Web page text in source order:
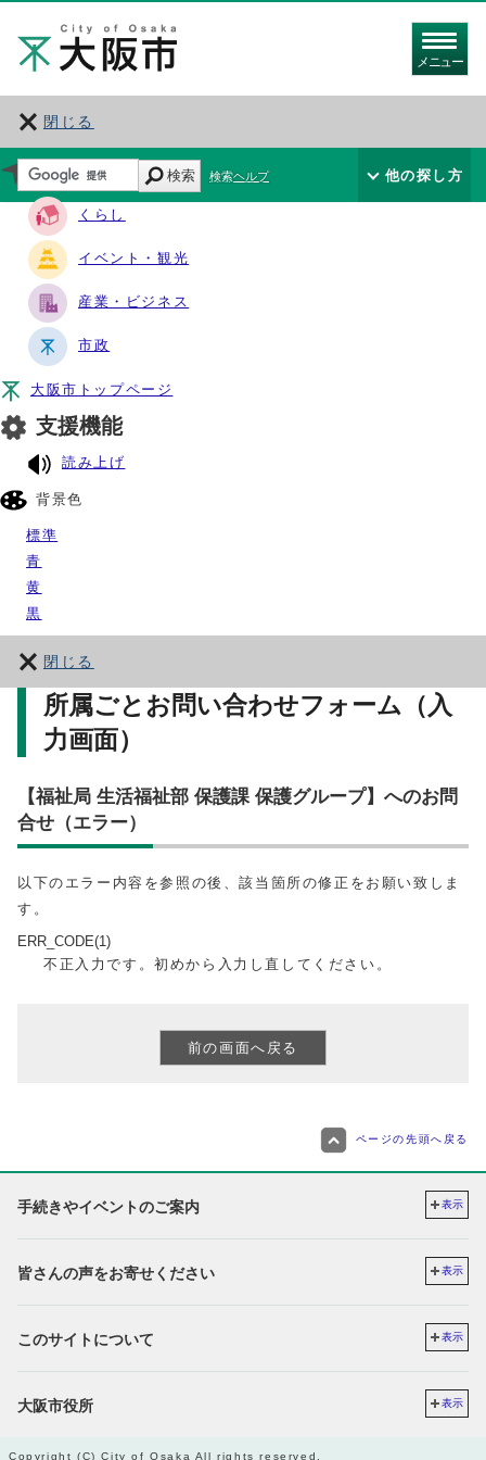
メニュー
閉じる
サイト・ナビ
くらし
イベント・観光
産業・ビジネス
市政
大阪市トップページ
支援機能
読み上げ
背景色
標準
青
黄
黒
閉じる
検索 検索ヘルプ 他の探し方
所属ごとお問い合わせフォーム（入
力画面）
【福祉局 生活福祉部 保護課 保護グループ】へのお問
合せ（エラー）
以下のエラー内容を参照の後、該当箇所の修正をお願い致しま
す。
ERR_CODE(1)
不正入力です。初めから入力し直してください。
ページの先頭へ戻る
手続きやイベントのご案内 表示
皆さんの声をお寄せください 表示
このサイトについて 表示
大阪市役所 表示
Copyright (C) City of Osaka All rights reserved.